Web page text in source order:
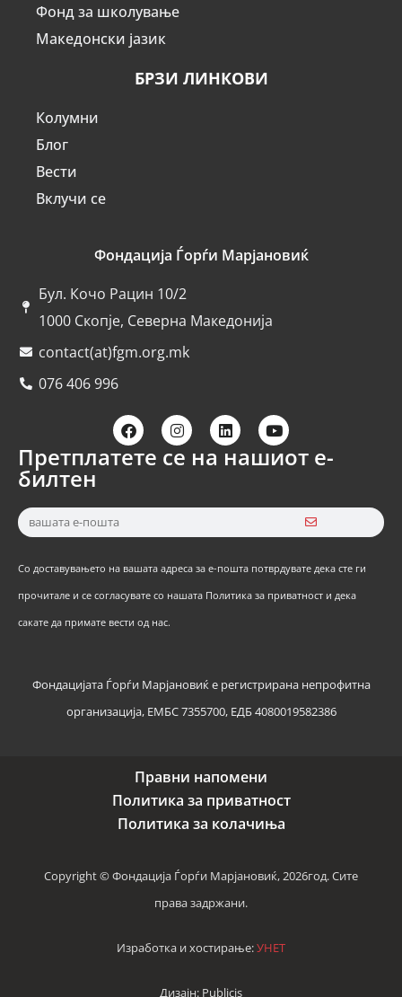
Фонд за школување
Македонски јазик
БРЗИ ЛИНКОВИ
Колумни
Блог
Вести
Вклучи се
Фондација Ѓорѓи Марјановиќ
Бул. Кочо Рацин 10/2
1000 Скопје, Северна Македонија
contact(at)fgm.org.mk
076 406 996
Претплатете се на нашиот е-
билтен
Со доставувањето на вашата адреса за е-пошта потврдувате дека сте ги
прочитале и се согласувате со нашата Политика за приватност и дека
сакате да примате вести од нас.
Фондацијата Ѓорѓи Марјановиќ е регистрирана непрофитна
организација, ЕМБС 7355700, ЕДБ 4080019582386
Правни напомени
Политика за приватност
Политика за колачиња
Copyright © Фондација Ѓорѓи Марјановиќ, 2026год. Сите
права задржани.
Изработка и хостирање:УНЕТ
Дизајн: Publicis